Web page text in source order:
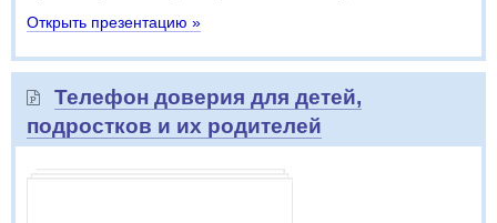
Открыть презентацию »
Телефон доверия для детей,
подростков и их родителей